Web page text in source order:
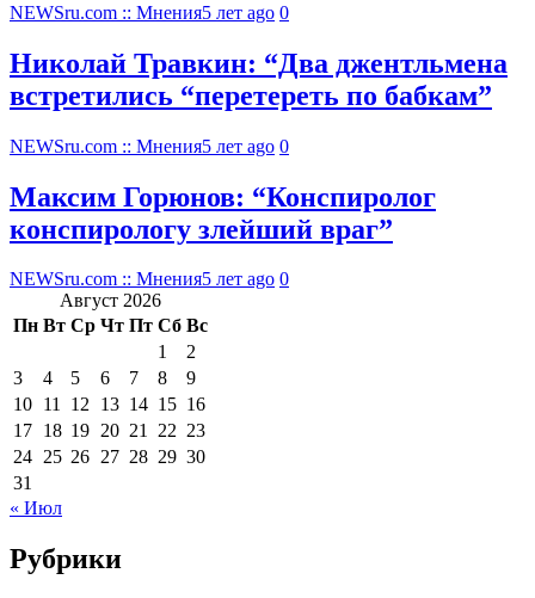
NEWSru.com :: Мнения5 лет ago 0
Николай Травкин: “Два джентльмена
встретились “перетереть по бабкам”
NEWSru.com :: Мнения5 лет ago 0
Максим Горюнов: “Конспиролог
конспирологу злейший враг”
NEWSru.com :: Мнения5 лет ago 0
Август 2026
Пн Вт Ср Чт Пт Сб Вс
1
2
3
4 5 6 7 8
9
10 11 12 13 14 15 16
17 18 19 20 21 22 23
24 25 26 27 28 29 30
31
« Июл
Рубрики